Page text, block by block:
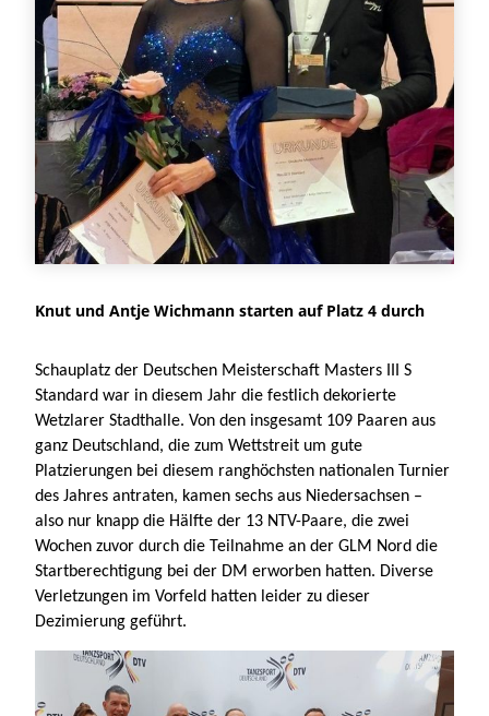
Knut und Antje Wichmann starten auf Platz 4 durch
Schauplatz der Deutschen Meisterschaft Masters III S
Wetzlarer Stadthalle. Von den insgesamt 109 Paaren aus
Platzierungen bei diesem ranghöchsten nationalen Turnier
des Jahres antraten, kamen sechs aus Niedersachsen –
also nur knapp die Hälfte der 13 NTV-Paare, die zwei
Wochen zuvor durch die Teilnahme an der GLM Nord die
Startberechtigung bei der DM erworben hatten. Diverse
Verletzungen im Vorfeld hatten leider zu dieser
Dezimierung geführt.